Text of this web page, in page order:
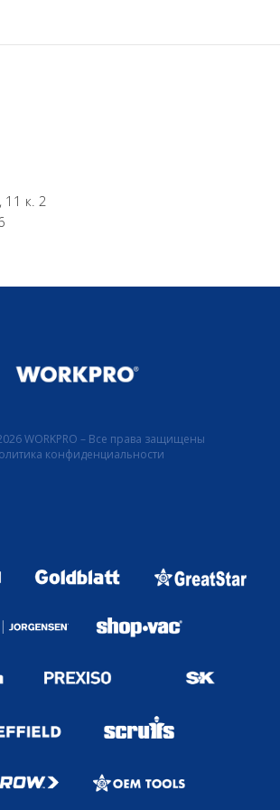
11 к. 2
WORKPRO – Все права защищены
конфиденциальности